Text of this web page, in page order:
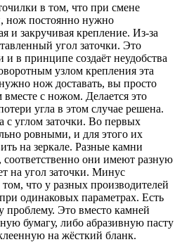
в том, что при смене
нож постоянно нужно
и закручивая крепление. Из-за
угол заточки. Это
и в принципе создаёт неудобства
узлом крепления эта
нож доставать, вы просто
вместе с ножом. Делается это
угла в этом случае решена.
с углом заточки. Во первых
ровными, и для этого их
на зеркале. Разные камни
они имеют разную
на угол заточки. Минус
что у разных производителей
одинаковых параметрах. Есть
проблему. Это вместо камней
бумагу, либо абразивную пасту
на жёсткий бланк.